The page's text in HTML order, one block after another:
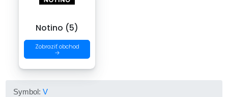
Notino (5)
Zobraziť obchod
→
Symbol:V